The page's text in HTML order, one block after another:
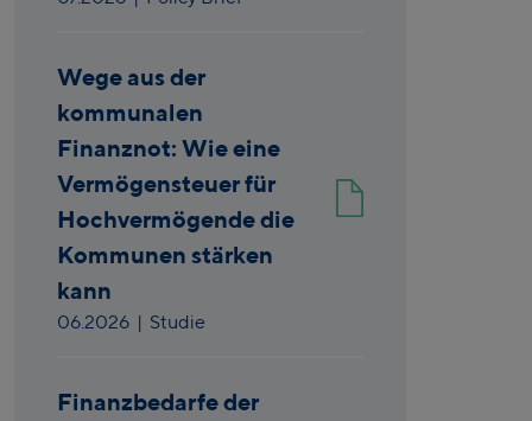
Wege aus der
kommunalen
Finanznot: Wie eine
Vermögensteuer für
Hochvermögende die
Kommunen stärken
kann
06.2026 | Studie
Finanzbedarfe der